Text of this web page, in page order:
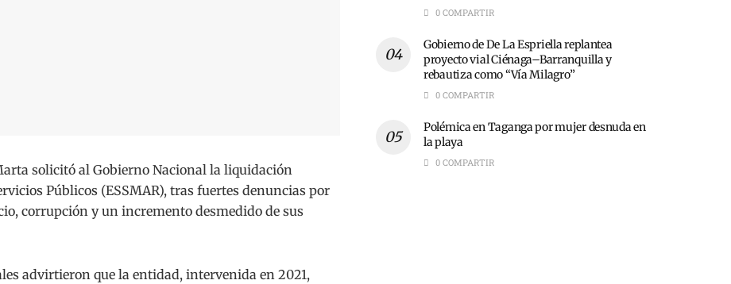
solicitó al Gobierno Nacional la liquidación
Públicos (ESSMAR), tras fuertes denuncias por
corrupción y un incremento desmedido de sus
advirtieron que la entidad, intervenida en 2021,
0 COMPARTIR
Gobierno de De La Espriella replantea
proyecto vial Ciénaga–Barranquilla y
rebautiza como “Vía Milagro”
0 COMPARTIR
Polémica en Taganga por mujer desnuda en
la playa
0 COMPARTIR